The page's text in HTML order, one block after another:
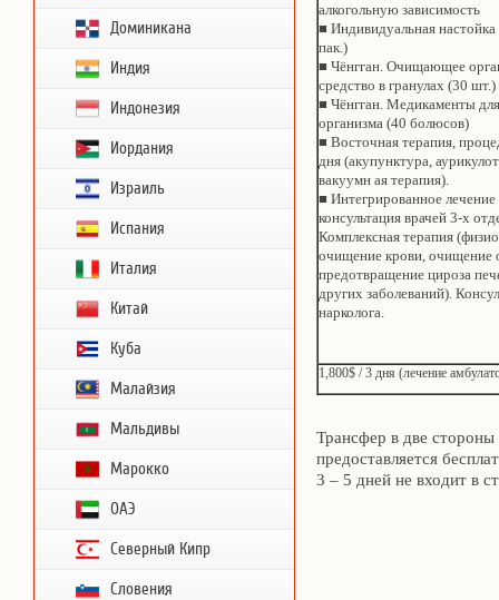
Доминикана
Индия
Индонезия
Иордания
Израиль
Испания
Италия
Китай
Куба
Малайзия
Мальдивы
Марокко
ОАЭ
Северный Кипр
Словения
алкогольную зависимость
■ Индивидуальная
пак.)
■ Чёнгган. Очищающее
средство в гранулах (30 шт.)
■ Чёнгган. Медикаменты
организма (40 болюсов)
■ Восточная терапия,
дня (акупунктура,
вакуумн ая терапия).
■ Интегрированное лечение
консультация врачей 3-х
Комплексная терапия
очищение крови, очищение
предотвращение цироза
других заболеваний).
нарколога.
1,800$ / 3 дня (лечение
Трансфер в две
предоставляется
3 – 5 дней не входит в